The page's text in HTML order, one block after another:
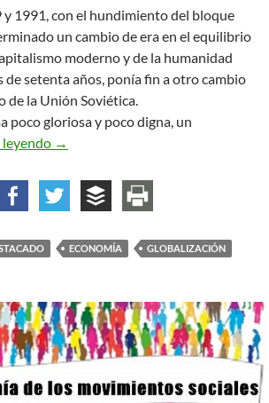
y 1991, con el hundimiento del bloque
un cambio de era en el equilibrio
moderno y de la humanidad
de setenta años, ponía fin a otro cambio
de la Unión Soviética.
poco gloriosa y poco digna, un
leyendo De la utopía a la distopía
→
ECONOMÍA GLOBALIZACIÓN